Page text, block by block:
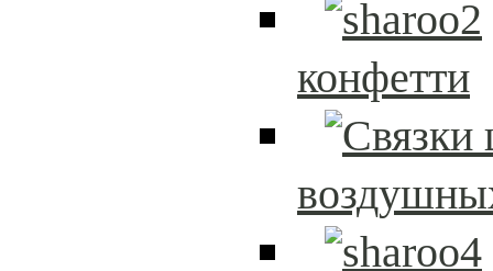
конфетти